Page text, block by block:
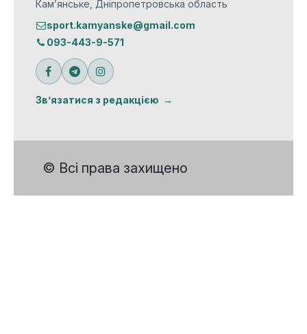
Кам’янське, Дніпропетровська область
sport.kamyanske@gmail.com
093-443-9-571
Зв’язатися з редакцією
© Всі права захищено